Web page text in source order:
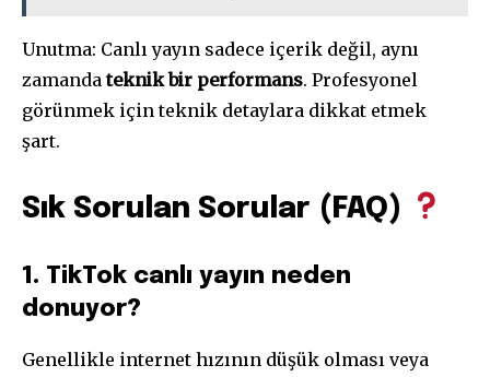
Unutma: Canlı yayın sadece içerik değil, aynı
zamandateknik bir performans. Profesyonel
görünmek için teknik detaylara dikkat etmek
şart.
Sık Sorulan Sorular (FAQ)
1. TikTok canlı yayın neden
donuyor?
Genellikle internet hızının düşük olması veya